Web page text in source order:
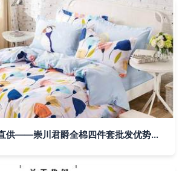
品质之选，源头直供——崇川君爵全棉四件套批发优势解析